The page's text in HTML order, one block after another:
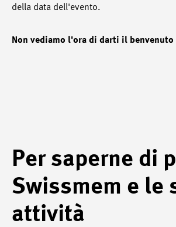
della data dell'evento.
Non vediamo l'ora di darti il benvenuto
Per saperne di
Swissmem e le
attività